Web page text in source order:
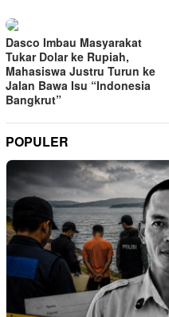
Dasco Imbau Masyarakat
Tukar Dolar ke Rupiah,
Mahasiswa Justru Turun ke
Jalan Bawa Isu “Indonesia
Bangkrut”
POPULER